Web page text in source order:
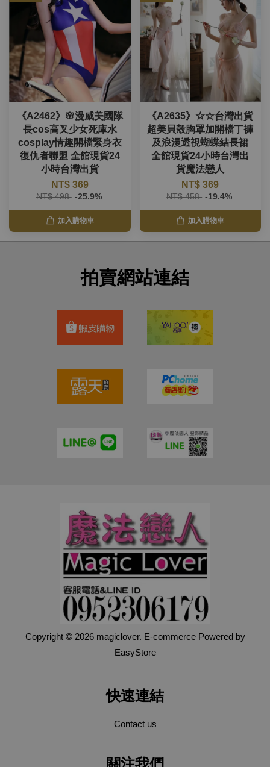
《A2462》🌸漫威美國隊
長cos高叉少女死庫水
cosplay情趣開檔緊身衣
復仇者聯盟 全館現貨24
小時台灣出貨
NT$ 369
NT$ 498 -25.9%
加入購物車
《A2635》☆☆台灣出貨
超美貝殼胸罩加開檔丁褲
及浪漫透視蝴蝶結長裙
全館現貨24小時台灣出
貨魔法戀人
NT$ 369
NT$ 458 -19.4%
加入購物車
拍賣網站連結
Copyright © 2026 magiclover. E-commerce Powered by
EasyStore
快速連結
Contact us
關注我們